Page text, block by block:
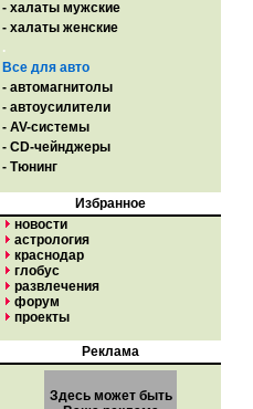
- халаты мужские
- халаты женские
.
Все для авто
- автомагнитолы
- автоусилители
- AV-системы
- CD-чейнджеры
- Тюнинг
Избранное
новости
астрология
краснодар
глобус
развлечения
форум
проекты
Реклама
Здесь может быть